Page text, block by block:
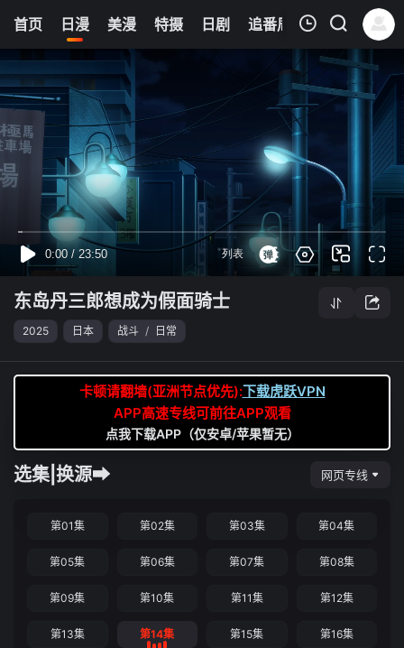
首页 日漫 美漫 特摄 日剧 追番周表 今日更新
0
我的观影记录
第14集
东岛丹三郎想成为假面骑士
东岛丹三郎想成为假面骑士
2025 日本 战斗 / 日常
卡顿请翻墙(亚洲节点优先):下载虎跃VPN
APP高速专线可前往APP观看
点我下载APP（仅安卓/苹果暂无）
选集|换源➡ 网页专线
第01集 第02集 第03集 第04集
第05集 第06集 第07集 第08集
第09集 第10集 第11集 第12集
第13集 第14集 第15集 第16集